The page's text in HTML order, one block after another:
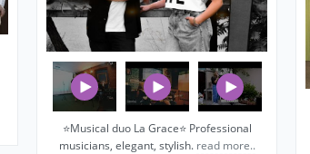
⭐️Musical duo La Grace⭐️ Professional
musicians, elegant, stylish. read more..